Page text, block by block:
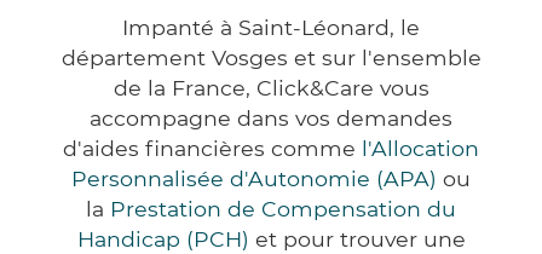
Impanté à Saint-Léonard, le
département Vosges et sur l'ensemble
de la France, Click&Care vous
accompagne dans vos demandes
d'aides financières comme l'Allocation
Personnalisée d'Autonomie (APA) ou
la Prestation de Compensation du
Handicap (PCH) et pour trouver une